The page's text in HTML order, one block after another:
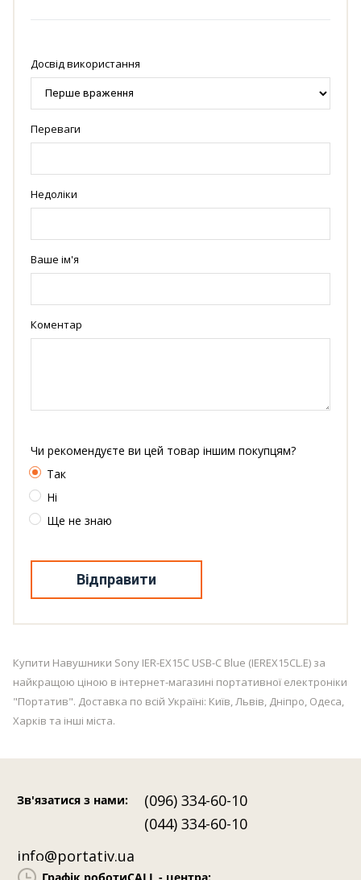
Досвід використання
Переваги
Недоліки
Ваше ім'я
Коментар
Чи рекомендуєте ви цей товар іншим покупцям?
Так
Ні
Ще не знаю
Відправити
Купити Навушники Sony IER-EX15C USB-C Blue (IEREX15CL.E) за
найкращою ціною в інтернет-магазині портативної електроніки
"Портатив". Доставка по всій Україні: Київ, Львів, Дніпро, Одеса,
Харків та інші міста.
Зв'язатися з нами:
(096) 334-60-10
(044) 334-60-10
info@portativ.ua